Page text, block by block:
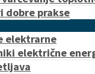
dobre prakse
elektrarne
električne